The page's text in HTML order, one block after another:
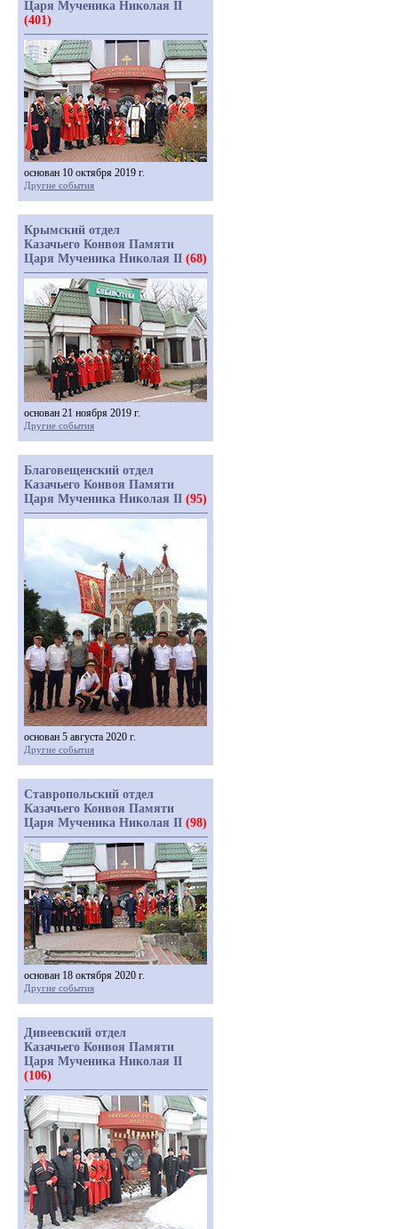
Царя Мученика Николая II
(401)
основан 10 октября 2019 г.
Другие события
Крымский отдел
Казачьего Конвоя Памяти
Царя Мученика Николая II (68)
основан 21 ноября 2019 г.
Другие события
Благовещенский отдел
Казачьего Конвоя Памяти
Царя Мученика Николая II (95)
основан 5 августа 2020 г.
Другие события
Ставропольский отдел
Казачьего Конвоя Памяти
Царя Мученика Николая II (98)
основан 18 октября 2020 г.
Другие события
Дивеевский отдел
Казачьего Конвоя Памяти
Царя Мученика Николая II
(106)